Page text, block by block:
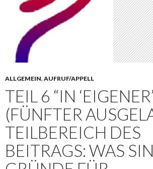
ALLGEMEIN, AUFRUF/APPELL
TEIL 6 “IN
(FÜNFTER
TEILBEREICH DES
BEITRAGS: WAS